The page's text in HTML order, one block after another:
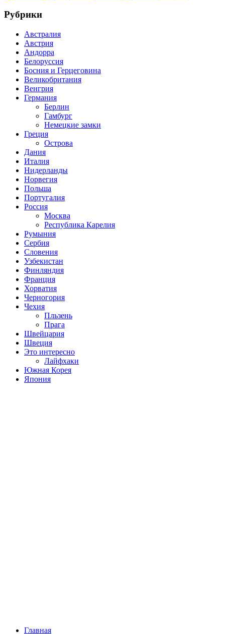
Рубрики
Австралия
Австрия
Андорра
Белоруссия
Босния и Герцеговина
Великобритания
Венгрия
Германия
Берлин
Гамбург
Немецкие замки
Греция
Острова
Дания
Италия
Нидерланды
Норвегия
Польша
Португалия
Россия
Москва
Республика Карелия
Румыния
Сербия
Словения
Узбекистан
Финляндия
Франция
Хорватия
Черногория
Чехия
Пльзень
Прага
Швейцария
Швеция
Это интересно
Лайфхаки
Южная Корея
Япония
Главная